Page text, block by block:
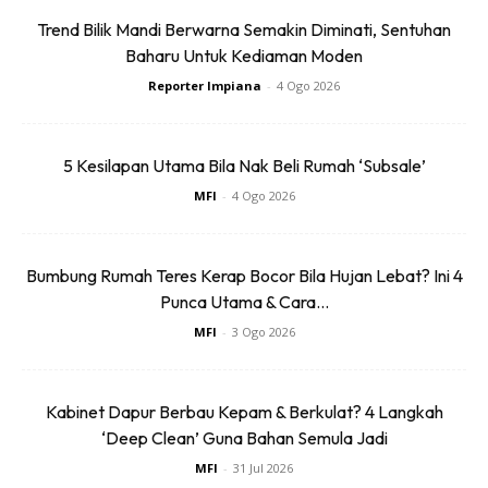
Penulis ingin menyentuh tetang konsep hiasan dalaman
menoleh kepada susun atur perabot berikutan terleka
dengan balkoninya yang luas serta pemandangan gunung-
ganang yang amat memukau pandangan mata.
Trend Bilik Mandi Berwarna Semakin Diminati, Sentuhan
Baharu Untuk Kediaman Moden
Reporter Impiana - 4 Ogo 2026
5 Kesilapan Utama Bila Nak Beli Rumah ‘Subsale’
MFI - 4 Ogo 2026
Bumbung Rumah Teres Kerap Bocor Bila Hujan Lebat? Ini 4
Punca Utama & Cara...
MFI - 3 Ogo 2026
Kabinet Dapur Berbau Kepam & Berkulat? 4 Langkah
‘Deep Clean’ Guna Bahan Semula Jadi
MFI - 31 Jul 2026